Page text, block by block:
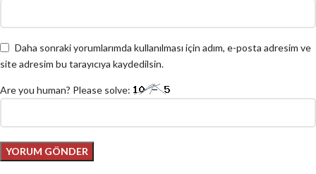
Daha sonraki yorumlarımda kullanılması için adım, e-posta adresim ve
site adresim bu tarayıcıya kaydedilsin.
Are you human? Please solve: